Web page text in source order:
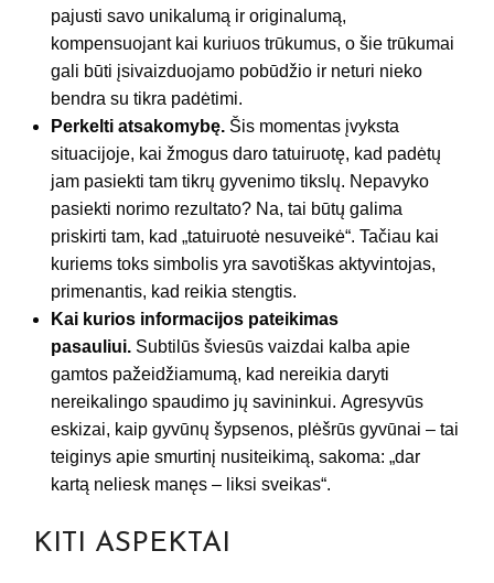
pajusti savo unikalumą ir originalumą,
kompensuojant kai kuriuos trūkumus, o šie trūkumai
gali būti įsivaizduojamo pobūdžio ir neturi nieko
bendra su tikra padėtimi.
Perkelti atsakomybę. Šis momentas įvyksta
situacijoje, kai žmogus daro tatuiruotę, kad padėtų
jam pasiekti tam tikrų gyvenimo tikslų. Nepavyko
pasiekti norimo rezultato? Na, tai būtų galima
priskirti tam, kad „tatuiruotė nesuveikė“. Tačiau kai
kuriems toks simbolis yra savotiškas aktyvintojas,
primenantis, kad reikia stengtis.
Kai kurios informacijos pateikimas
pasauliui. Subtilūs šviesūs vaizdai kalba apie
gamtos pažeidžiamumą, kad nereikia daryti
nereikalingo spaudimo jų savininkui. Agresyvūs
eskizai, kaip gyvūnų šypsenos, plėšrūs gyvūnai – tai
teiginys apie smurtinį nusiteikimą, sakoma: „dar
kartą neliesk manęs – liksi sveikas“.
KITI ASPEKTAI